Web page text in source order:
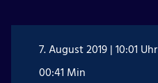
7. August 2019 | 10:01 Uhr
00:41 Min